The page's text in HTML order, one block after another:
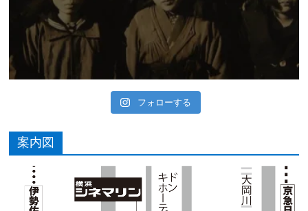
フォローする
案内図